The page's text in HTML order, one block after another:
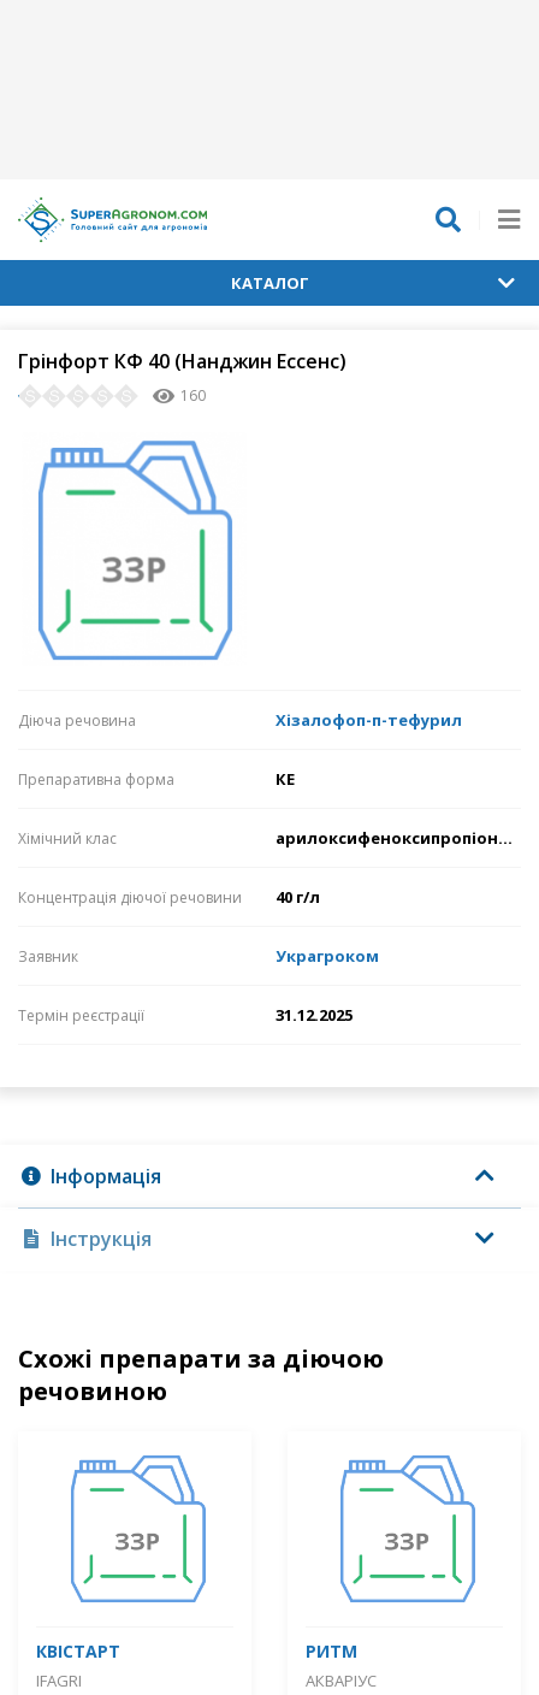
КАТАЛОГ
Грінфорт КФ 40 (Нанджин Ессенс)
160
Діюча речовина Хізалофоп-п-тефурил
Препаративна форма КЕ
Хімічний клас арилоксифеноксипропіонати
Концентрація діючої речовини 40 г/л
Заявник Украгроком
Термін реєстрації 31.12.2025
Інформація
Інструкція
Схожі препарати за діючою
речовиною
КВІСТАРТ
IFAGRI
РИТМ
АКВАРІУС